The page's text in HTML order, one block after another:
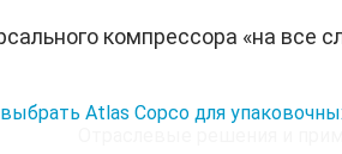
компрессора «на все
Atlas Copco для